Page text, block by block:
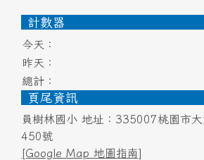
頁尾區域內容
計數器
今天：
昨天：
總計：
頁尾資訊
員樹林國小 地址：335007桃園市
450號
[Google Map 地圖指南]